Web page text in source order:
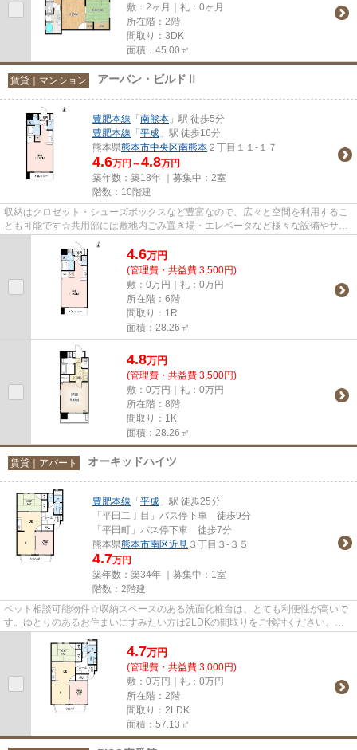
敷：2ヶ月｜礼：0ヶ月
所在階：2階
間取り：3DK
面積：45.00㎡
賃貸｜マンション アーバン・ビルドⅡ
豊肥本線 「 南熊本 」駅 徒歩5分
豊肥本線 「 平成 」駅 徒歩16分
熊本県熊本市中央区南熊本 ２丁目１１-１７
4.6万円～4.8万円
築年数：築18年 ｜募集中： 2室
階数：10階建
収納はクロゼット・シューズボックスなど豊富なので、広々と空間を利用するこ
とも可能です☆共用部には敷地内ごみ置き場・エレベータなど様々な設備やサー
ビスが揃っているので便利です...
4.6万円
(管理費・共益費 3,500円)
敷：0万円｜礼：0万円
所在階：6階
間取り：1R
面積：28.26㎡
4.8万円
(管理費・共益費 3,500円)
敷：0万円｜礼：0万円
所在階：8階
間取り：1K
面積：28.26㎡
賃貸｜アパート オーキッドハイツ
豊肥本線 「 平成 」駅 徒歩25分
「平田二丁目」バス停下車 徒歩9分
「平田町」バス停下車 徒歩7分
熊本県熊本市南区近見 ３丁目３-３５
4.7万円
築年数：築34年 ｜募集中： 1室
階数：2階建
ペット相談可能物件☆収納スペースのある洗面化粧台は、とても利便性が高いで
す。ゆとりのあるお住まいにすみたい方は2LDKの間取りをご検討ください。ル
4.7万円
(管理費・共益費 3,000円)
敷：0万円｜礼：0万円
所在階：2階
間取り：2LDK
面積：57.13㎡